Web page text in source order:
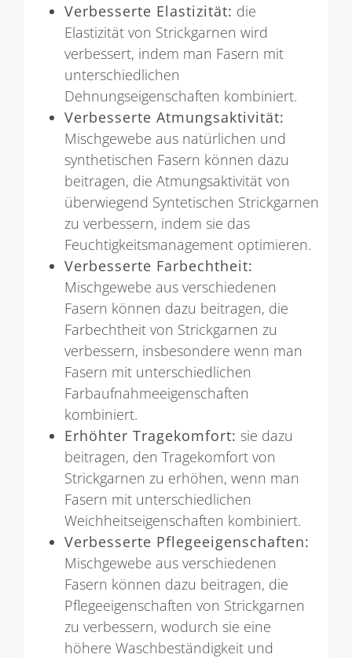
Verbesserte Elastizität: die
Elastizität von Strickgarnen wird
verbessert, indem man Fasern mit
unterschiedlichen
Dehnungseigenschaften kombiniert.
Verbesserte Atmungsaktivität:
Mischgewebe aus natürlichen und
synthetischen Fasern können dazu
beitragen, die Atmungsaktivität von
überwiegend Syntetischen Strickgarnen
zu verbessern, indem sie das
Feuchtigkeitsmanagement optimieren.
Verbesserte Farbechtheit:
Mischgewebe aus verschiedenen
Fasern können dazu beitragen, die
Farbechtheit von Strickgarnen zu
verbessern, insbesondere wenn man
Fasern mit unterschiedlichen
Farbaufnahmeeigenschaften
kombiniert.
Erhöhter Tragekomfort: sie dazu
beitragen, den Tragekomfort von
Strickgarnen zu erhöhen, wenn man
Fasern mit unterschiedlichen
Weichheitseigenschaften kombiniert.
Verbesserte Pflegeeigenschaften:
Mischgewebe aus verschiedenen
Fasern können dazu beitragen, die
Pflegeeigenschaften von Strickgarnen
zu verbessern, wodurch sie eine
höhere Waschbeständigkeit und